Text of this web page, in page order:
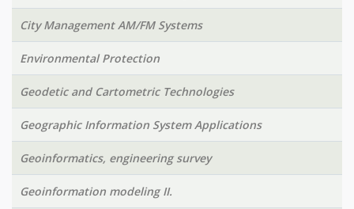
City Management AM/FM Systems
Environmental Protection
Geodetic and Cartometric Technologies
Geographic Information System Applications
Geoinformatics, engineering survey
Geoinformation modeling II.